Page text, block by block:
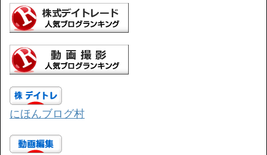
にほんブログ村